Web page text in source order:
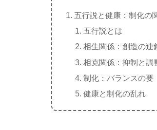
五行説と健康：制化の
五行説とは
相生関係：創造の連
相克関係：抑制と調
制化：バランスの要
健康と制化の乱れ